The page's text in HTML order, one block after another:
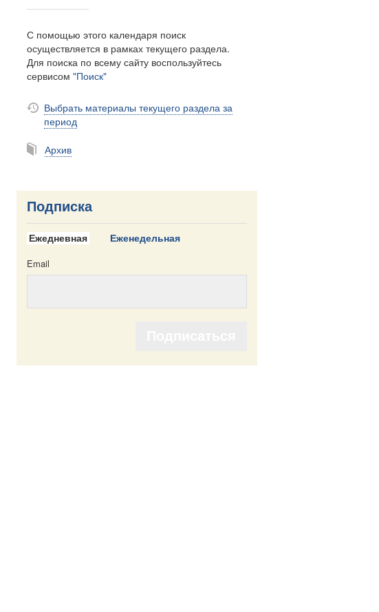
С помощью этого календаря поиск
осуществляется в рамках текущего раздела.
Для поиска по всему сайту воспользуйтесь
сервисом "Поиск"
Выбрать материалы текущего раздела за
период
Архив
Подписка
Ежедневная Еженедельная
Email